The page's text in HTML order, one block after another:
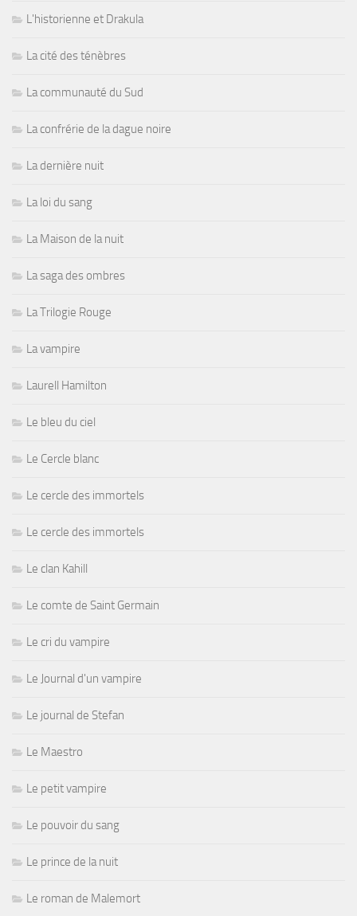
L'historienne et Drakula
La cité des ténèbres
La communauté du Sud
La confrérie de la dague noire
La dernière nuit
La loi du sang
La Maison de la nuit
La saga des ombres
La Trilogie Rouge
La vampire
Laurell Hamilton
Le bleu du ciel
Le Cercle blanc
Le cercle des immortels
Le cercle des immortels
Le clan Kahill
Le comte de Saint Germain
Le cri du vampire
Le Journal d'un vampire
Le journal de Stefan
Le Maestro
Le petit vampire
Le pouvoir du sang
Le prince de la nuit
Le roman de Malemort